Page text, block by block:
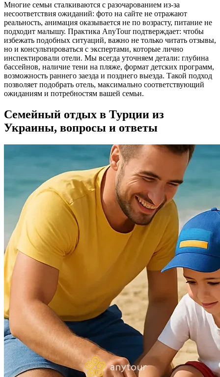
Многие семьи сталкиваются с разочарованием из-за
несоответствия ожиданий: фото на сайте не отражают
реальность, анимация оказывается не по возрасту, питание не
подходит малышу. Практика AnyTour подтверждает: чтобы
избежать подобных ситуаций, важно не только читать отзывы,
но и консультироваться с экспертами, которые лично
инспектировали отели. Мы всегда уточняем детали: глубина
бассейнов, наличие тени на пляже, формат детских программ,
возможность раннего заезда и позднего выезда. Такой подход
позволяет подобрать отель, максимально соответствующий
ожиданиям и потребностям вашей семьи.
Семейный отдых в Турции из
Украины, вопросы и ответы